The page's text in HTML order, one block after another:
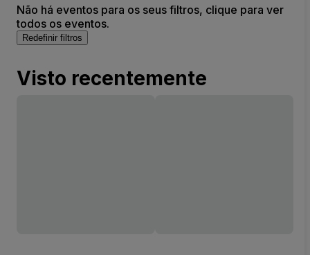
Não há eventos para os seus filtros, clique para ver
todos os eventos.
Redefinir filtros
Visto recentemente